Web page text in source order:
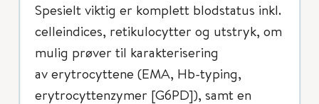
Spesielt viktig er komplett blodstatus inkl.
celleindices, retikulocytter og utstryk, om
mulig prøver til karakterisering
av erytrocyttene (EMA, Hb-typing,
erytrocyttenzymer [G6PD]), samt en